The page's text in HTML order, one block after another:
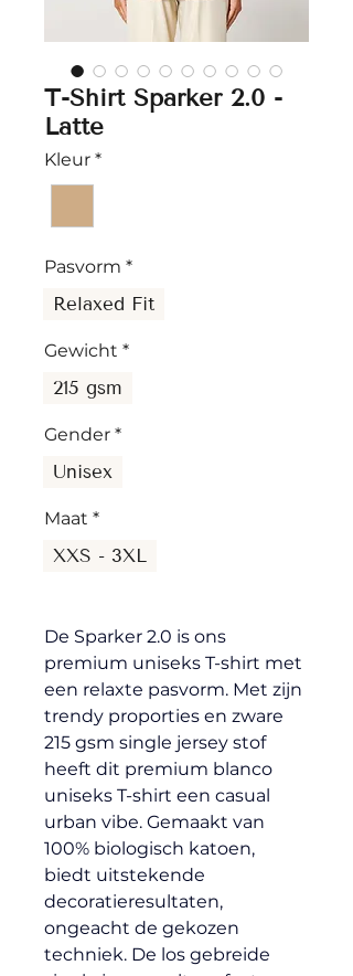
T-Shirt Sparker 2.0 -
Latte
Kleur *
Pasvorm *
Relaxed Fit
Gewicht *
215 gsm
Gender *
Unisex
Maat *
XXS - 3XL
De Sparker 2.0 is ons
premium uniseks T-shirt met
een relaxte pasvorm. Met zijn
trendy proporties en zware
215 gsm single jersey stof
heeft dit premium blanco
uniseks T-shirt een casual
urban vibe. Gemaakt van
100% biologisch katoen,
biedt uitstekende
decoratieresultaten,
ongeacht de gekozen
techniek. De los gebreide